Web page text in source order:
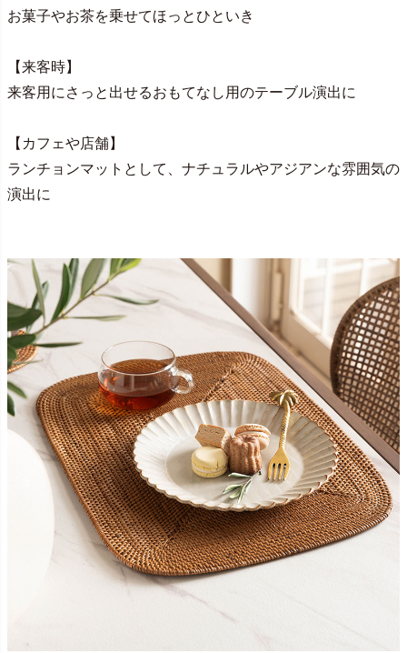
お菓子やお茶を乗せてほっとひといき
【来客時】
来客用にさっと出せるおもてなし用のテーブル演出に
【カフェや店舗】
ランチョンマットとして、ナチュラルやアジアンな雰囲気の
演出に